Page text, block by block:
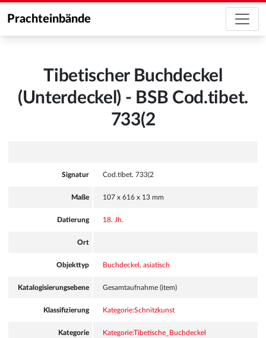
Prachteinbände
Tibetischer Buchdeckel
(Unterdeckel) - BSB Cod.tibet.
733(2
Signatur Cod.tibet. 733(2
Maße 107 x 616 x 13 mm
Datierung 18. Jh.
Ort
Objekttyp Buchdeckel, asiatisch
Katalogisierungsebene Gesamtaufnahme (item)
Klassifizierung Kategorie:Schnitzkunst
Kategorie Kategorie:Tibetische_Buchdeckel